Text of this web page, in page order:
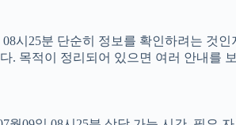
시25분 단순히 정보를 확인하려는 것
목적이 정리되어 있으면 여러 안내를